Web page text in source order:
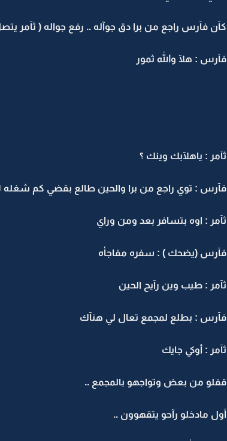
كآن فآرس راجع من برا دق جوآله .. رفع جواله ( ثآمر
فآرس : هلآ والله ثمور
ثآمر : ياهلآبك وينك ؟
فآرس : توي راجع من برا والحين طالع بقضي كم شغله
ثآمر : اوه بتسافر بعد ومن وراي
فآرس (يضحك ) : سفره مفاجأه
ثآمر : طيب وين رآيح الحين
فآرس : بطلع لمجمع تعال لي هنآك
ثآمر : أوكي جايك
قفلو من بعض وتواجهو بالمجمع ..
أول مادخلو رآحو يتقهوون ..